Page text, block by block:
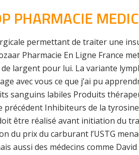
PHARMACIE
permettant de traiter une
Pharmacie En Ligne France
largent pour lui. La variante
avec vous ce que j’ai pu
sanguins labiles Produits
Inhibiteurs de la
être réalisé avant initiation du
du prix du carburant l’USTG
aussi des médecins comme